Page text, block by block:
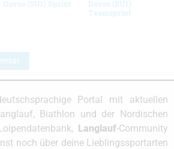
Davos (SUI) Sprint
Davos (SUI)
Teamsprint
Portal mit aktuellen
Biathlon und der Nordischen
Langlauf-Community
noch über deine Lieblingssportarten